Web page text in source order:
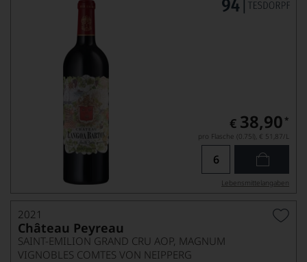
€ 38,90 *
pro Flasche (0.75l), € 51,87/L
Lebensmittel­angaben
2021
Château Peyreau
SAINT-EMILION GRAND CRU AOP, MAGNUM
VIGNOBLES COMTES VON NEIPPERG